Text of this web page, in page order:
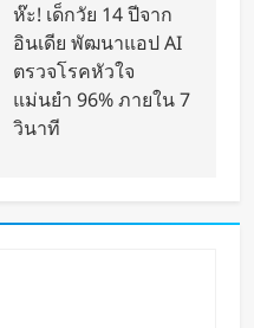
ห๊ะ! เด็กวัย 14 ปีจาก
อินเดีย พัฒนาแอป AI
ตรวจโรคหัวใจ
แม่นยำ 96% ภายใน 7
วินาที